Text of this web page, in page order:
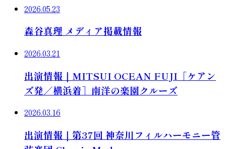
2026.05.23
森谷真理 メディア掲載情報
2026.03.21
出演情報｜MITSUI OCEAN FUJI［ケアン
ズ発／横浜着］南洋の楽園クルーズ
2026.03.16
出演情報｜第37回 神奈川フィルハーモニー管